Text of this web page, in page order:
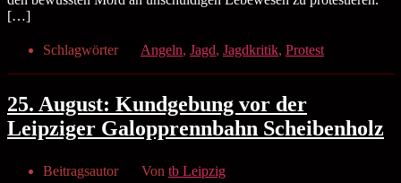
[…]
Schlagwörter Angeln, Jagd, Jagdkritik, Protest
25. August: Kundgebung vor der
Leipziger Galopprennbahn Scheibenholz
Beitragsautor Von tb Leipzig